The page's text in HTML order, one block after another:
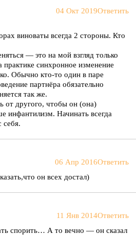
04 Окт 2019Ответить
виноваты всегда 2 стороны. Кто
— это на мой взгляд только
практике синхронное изменение
Обычно кто-то один в паре
партнёра обязательно
так же.
от другого, чтобы он (она)
инфантилизм. Начинать всегда
себя.
06 Апр 2016Ответить
он всех достал)
11 Янв 2014Ответить
спорить… А то вечно — он сказал